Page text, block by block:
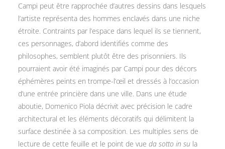
Campi peut être rapprochée d’autres dessins dans lesquels
l’artiste représenta des hommes enclavés dans une niche
étroite. Contraints par l’espace dans lequel ils se tiennent,
ces personnages, d’abord identifiés comme des
philosophes, semblent plutôt être des prisonniers. Ils
pourraient avoir été imaginés par Campi pour des décors
éphémères peints en trompe-l’œil et dressés à l’occasion
d’une entrée princière dans une ville. Dans une étude
aboutie, Domenico Piola décrivit avec précision le cadre
architectural et les éléments décoratifs qui délimitent la
surface destinée à sa composition. Les multiples sens de
lecture de cette feuille et le point de vue da sotto in su la